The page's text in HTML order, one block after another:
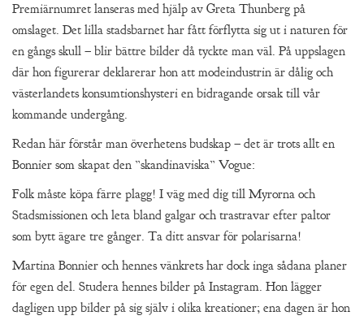
Premiärnumret lanseras med hjälp av Greta Thunberg på
omslaget. Det lilla stadsbarnet har fått förflytta sig ut i naturen för
en gångs skull – blir bättre bilder då tyckte man väl. På uppslagen
där hon figurerar deklarerar hon att modeindustrin är dålig och
västerlandets konsumtionshysteri en bidragande orsak till vår
kommande undergång.
Redan här förstår man överhetens budskap – det är trots allt en
Bonnier som skapat den ”skandinaviska” Vogue:
Folk måste köpa färre plagg! I väg med dig till Myrorna och
Stadsmissionen och leta bland galgar och trastravar efter paltor
som bytt ägare tre gånger. Ta ditt ansvar för polarisarna!
Martina Bonnier och hennes vänkrets har dock inga sådana planer
för egen del. Studera hennes bilder på Instagram. Hon lägger
dagligen upp bilder på sig själv i olika kreationer; ena dagen är hon